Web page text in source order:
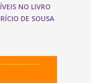
NO LIVRO
DE SOUSA